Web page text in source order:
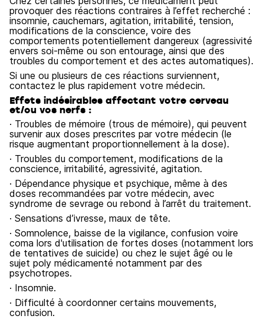
provoquer des réactions contraires à l’effet recherché :
insomnie, cauchemars, agitation, irritabilité, tension,
modifications de la conscience, voire des
comportements potentiellement dangereux (agressivité
envers soi-même ou son entourage, ainsi que des
troubles du comportement et des actes automatiques).
Si une ou plusieurs de ces réactions surviennent,
contactez le plus rapidement votre médecin.
Effets indésirables affectant votre cerveau
et/ou vos nerfs :
· Troubles de mémoire (trous de mémoire), qui peuvent
survenir aux doses prescrites par votre médecin (le
risque augmentant proportionnellement à la dose).
· Troubles du comportement, modifications de la
conscience, irritabilité, agressivité, agitation.
· Dépendance physique et psychique, même à des
doses recommandées par votre médecin, avec
syndrome de sevrage ou rebond à l’arrêt du traitement.
· Sensations d’ivresse, maux de tête.
· Somnolence, baisse de la vigilance, confusion voire
coma lors d'utilisation de fortes doses (notamment lors
de tentatives de suicide) ou chez le sujet âgé ou le
sujet poly médicamenté notamment par des
psychotropes.
· Insomnie.
· Difficulté à coordonner certains mouvements,
confusion.